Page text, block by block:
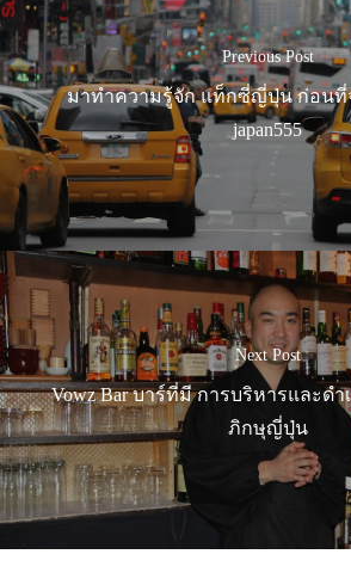
Previous Post
มาทำความรู้จัก แท็กซี่ญี่ปุ่น ก่อนที่
japan555
Next Post
Vowz Bar บาร์ที่มี การบริหารและด
ภิกษุญี่ปุ่น